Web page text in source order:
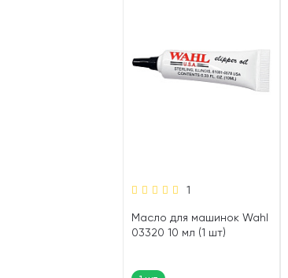
1
Масло для машинок Wahl
03320 10 мл (1 шт)